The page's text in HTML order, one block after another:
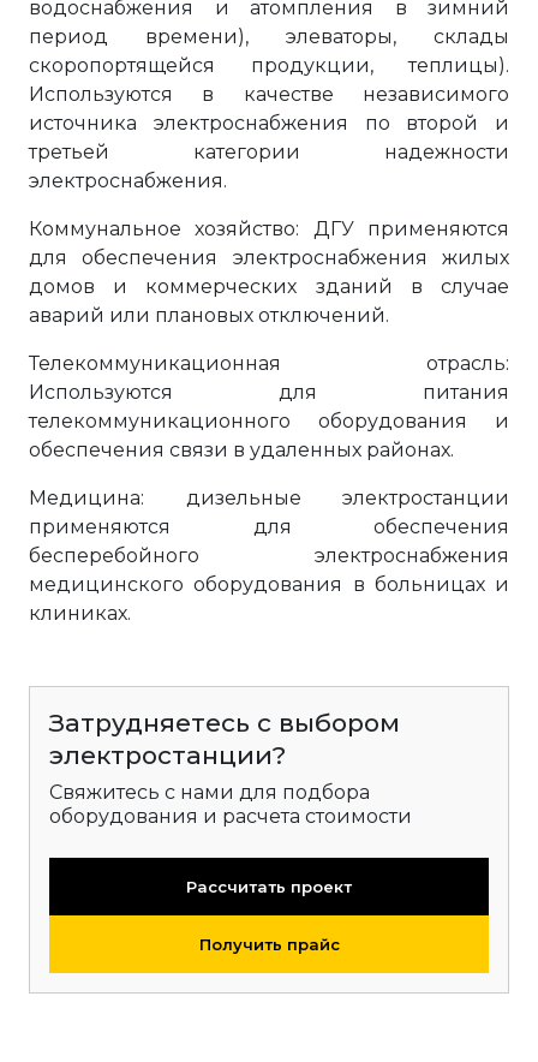
водоснабжения и атомпления в зимний
период времени), элеваторы, склады
скоропортящейся продукции, теплицы).
Используются в качестве независимого
источника электроснабжения по второй и
третьей категории надежности
электроснабжения.
Коммунальное хозяйство: ДГУ применяются
для обеспечения электроснабжения жилых
домов и коммерческих зданий в случае
аварий или плановых отключений.
Телекоммуникационная отрасль:
Используются для питания
телекоммуникационного оборудования и
обеспечения связи в удаленных районах.
Медицина: дизельные электростанции
применяются для обеспечения
бесперебойного электроснабжения
медицинского оборудования в больницах и
клиниках.
Затрудняетесь с выбором
электростанции?
Свяжитесь с нами для подбора
оборудования и расчета стоимости
Рассчитать проект
Получить прайс